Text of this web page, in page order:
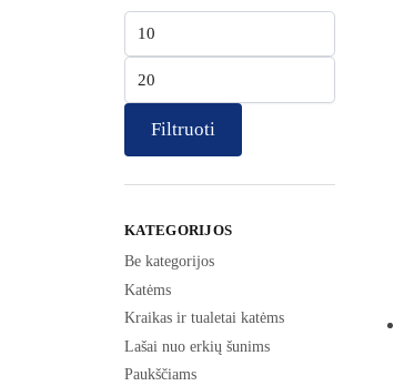
Min kaina
Maks kaina
Filtruoti
KATEGORIJOS
Be kategorijos
Katėms
Kraikas ir tualetai katėms
Lašai nuo erkių šunims
Paukščiams